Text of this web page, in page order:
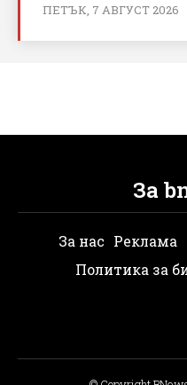
ПЕТЪК, 7 АВГУСТ 2026
За
За нас Реклама
Политика за